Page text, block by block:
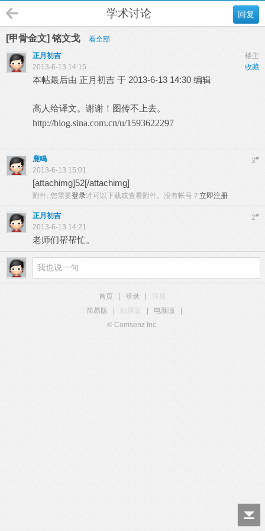
回复
学术讨论
[甲骨金文] 铭文戈
看全部
楼主
正月初吉
收藏
2013-6-13 14:15
本帖最后由 正月初吉 于 2013-6-13 14:30 编辑
高人给译文。谢谢！图传不上去。
http://blog.sina.com.cn/u/1593622297
3#
鹿鳴
2013-6-13 15:01
[attachimg]52[/attachimg]
附件: 您需要登录才可以下载或查看附件。没有帐号？ 立即注册
2#
正月初吉
2013-6-13 14:21
老师们帮帮忙。
首页 登录
注册
简易版
触屏版 电脑版
© Comsenz Inc.